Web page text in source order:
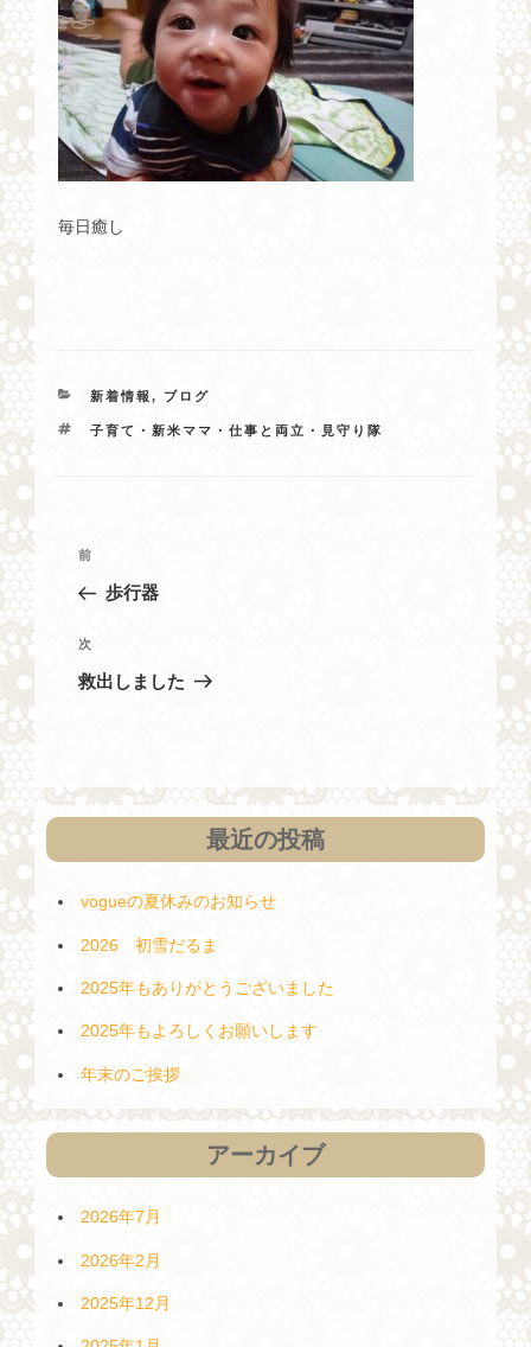
毎日癒し
カ
ゴ
新着情報, ブログ
タ
子育て・新米ママ・仕事と両立・見守り隊
投
ビ
ゲ
ン
過
去
投
前
歩行器
次
の
次
救出しました
最近の投稿
vogueの夏休みのお知らせ
2026 初雪だるま
2025年もありがとうございました
2025年もよろしくお願いします
年末のご挨拶
アーカイブ
2026年7月
2026年2月
2025年12月